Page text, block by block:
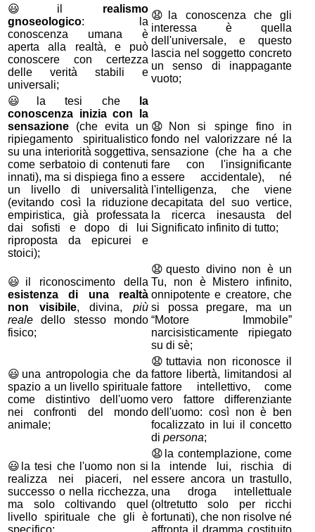
😃 il realismo
gnoseologico: la
conoscenza umana è
aperta alla realtà, e può
conoscere con certezza
delle verità stabili e
universali;
😧
la conoscenza che gli
interessa è quella
dell'universale, e questo
lascia nel soggetto concreto
un senso di inappagante
vuoto;
😃
la tesi che
la
conoscenza inizia con la
sensazione (che evita un
ripiegamento spiritualistico
su una interiorità soggettiva,
come serbatoio di contenuti
innati), ma si dispiega fino a
un livello di universalità
(evitando così la riduzione
empiristica, già professata
dai sofisti e dopo di lui
riproposta da epicurei e
stoici);
😧
Non si spinge fino in
fondo nel valorizzare né la
sensazione (che ha a che
fare con l'insignificante
essere accidentale), né
l'intelligenza, che viene
decapitata del suo vertice,
la ricerca inesausta del
Significato infinito di tutto;
😃 il riconoscimento della
esistenza di una realtà
non visibile, divina,più
reale dello stesso mondo
fisico;
😧questo divino non è un
Tu, non è Mistero infinito,
onnipotente e creatore, che
si possa pregare, ma un
“Motore Immobile”
narcisisticamente ripiegato
su di sè;
😃 una antropologia che da
spazio a un livello spirituale
come distintivo dell'uomo
nei confronti del mondo
animale;
😧 tuttavia non riconosce il
fattore libertà, limitandosi al
fattore intellettivo, come
vero fattore differenziante
dell'uomo: così non è ben
focalizzato in lui il concetto
di persona;
😃 la tesi che l'uomo non si
realizza nei piaceri, nel
successo o nella ricchezza,
ma solo coltivando quel
livello spirituale che gli è
😧 la contemplazione, come
la intende lui, rischia di
essere ancora un trastullo,
una droga intellettuale
(oltretutto solo per ricchi
fortunati), che non risolve né